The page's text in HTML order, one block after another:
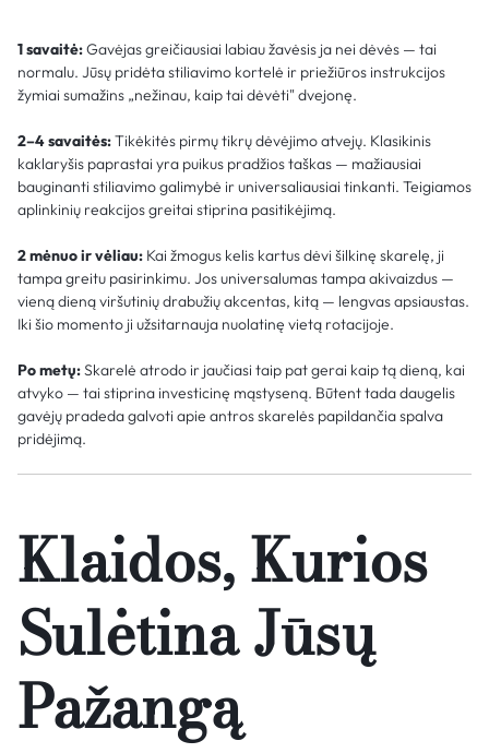
1 savaitė:Gavėjas greičiausiai labiau žavėsis ja nei dėvės — tai
normalu. Jūsų pridėta stiliavimo kortelė ir priežiūros instrukcijos
žymiai sumažins „nežinau, kaip tai dėvėti" dvejonę.
2–4 savaitės:Tikėkitės pirmų tikrų dėvėjimo atvejų. Klasikinis
kaklaryšis paprastai yra puikus pradžios taškas — mažiausiai
bauginanti stiliavimo galimybė ir universaliausiai tinkanti. Teigiamos
aplinkinių reakcijos greitai stiprina pasitikėjimą.
2 mėnuo ir vėliau: Kai žmogus kelis kartus dėvi šilkinę skarelę, ji
tampa greitu pasirinkimu. Jos universalumas tampa akivaizdus —
vieną dieną viršutinių drabužių akcentas, kitą — lengvas apsiaustas.
Iki šio momento ji užsitarnauja nuolatinę vietą rotacijoje.
Po metų:Skarelė atrodo ir jaučiasi taip pat gerai kaip tą dieną, kai
atvyko — tai stiprina investicinę mąstyseną. Būtent tada daugelis
gavėjų pradeda galvoti apie antros skarelės papildančia spalva
pridėjimą.
Klaidos, Kurios
Sulėtina Jūsų
Pažangą